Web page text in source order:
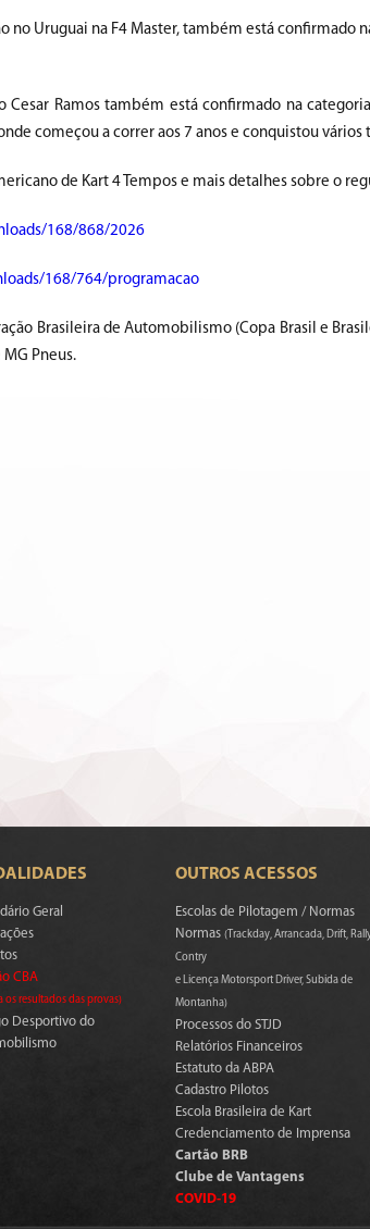
no Uruguai na F4 Master, também está confirmado
Cesar Ramos também está confirmado na
começou a correr aos 7 anos e conquistou
de Kart 4 Tempos e mais detalhes sobre o
168/868/2026
168/764/programacao
Brasileira de Automobilismo (Copa Brasil e
Pneus.
Geral
CBA
os resultados das provas)
Desportivo do
OUTROS ACESSOS
Escolas de Pilotagem / Normas
Normas(Trackday, Arrancada, Drift,
Contry
e Licença Motorsport Driver, Subida de
Montanha)
Processos do STJD
Relatórios Financeiros
Estatuto da ABPA
Cadastro Pilotos
Escola Brasileira de Kart
Credenciamento de Imprensa
Cartão BRB
Clube de Vantagens
COVID-19